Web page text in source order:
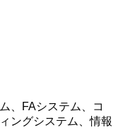
、FAシステム、コ
ングシステム、情報